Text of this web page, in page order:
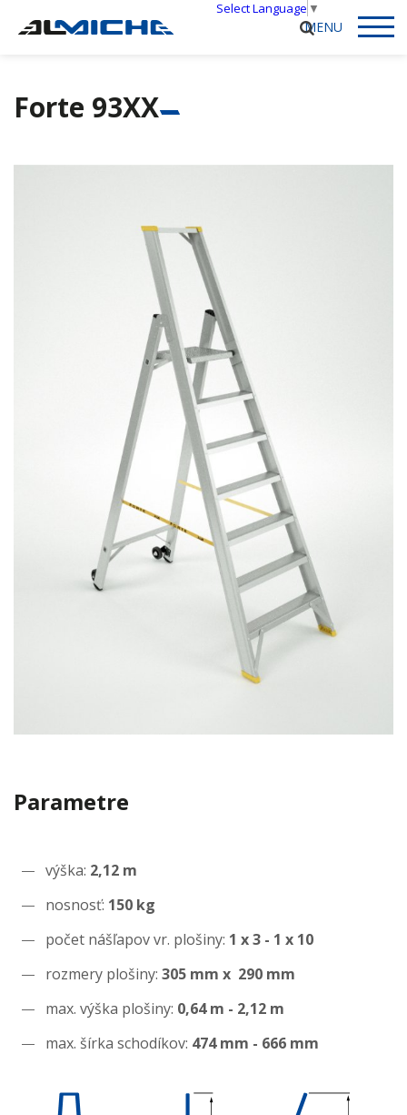
Select Language ▼
Forte 93XX
Parametre
výška: 2,12 m
nosnosť: 150 kg
počet nášľapov vr. plošiny: 1 x 3 - 1 x 10
rozmery plošiny: 305 mm x 290 mm
max. výška plošiny: 0,64 m - 2,12 m
max. šírka schodíkov: 474 mm - 666 mm